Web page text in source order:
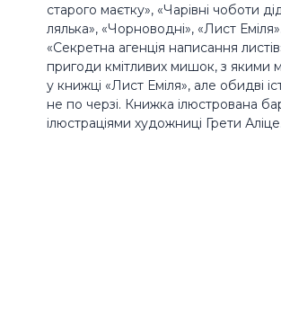
старого маєтку», «Чарівні чоботи
лялька», «Чорноводні», «Лист
«Секретна агенція написання
пригоди кмітливих мишок, з якими
у книжці «Лист Еміля», але обидві
не по черзі. Книжка ілюстрована
ілюстраціями художниці Грети Аліце.